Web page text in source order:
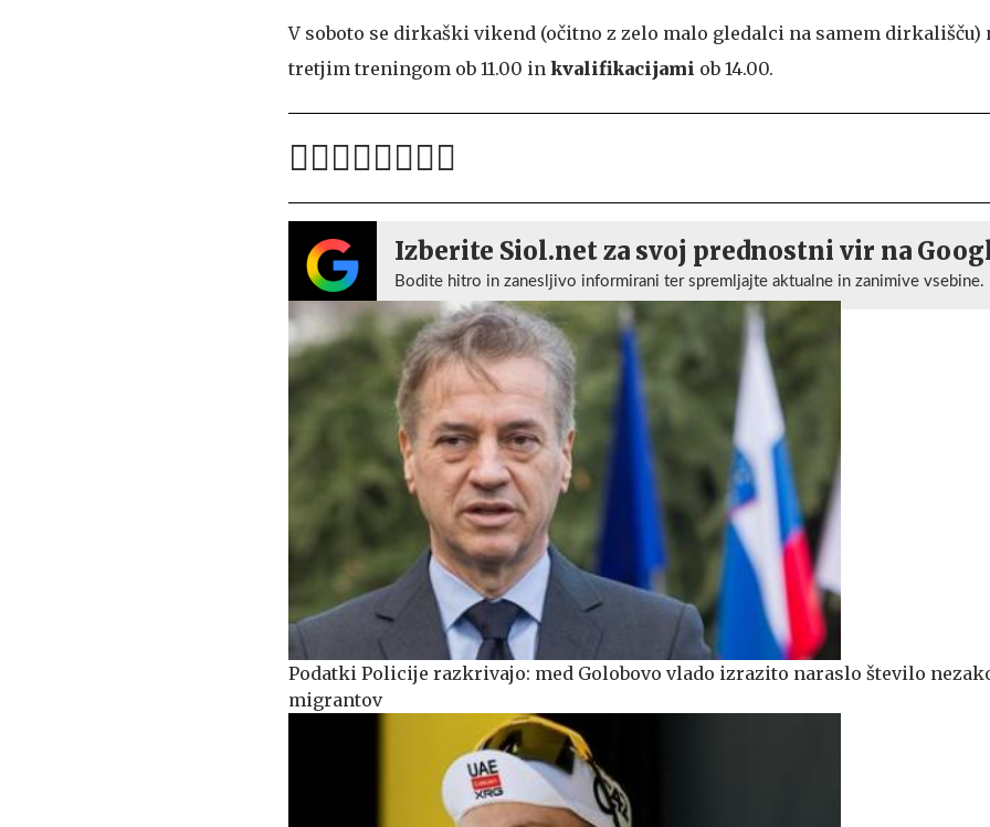
V soboto se dirkaški vikend (očitno z zelo malo gledalci na samem dirkališču)
tretjim treningom ob 11.00 in kvalifikacijami ob 14.00.
Izberite Siol.net za svoj prednostni vir na
Bodite hitro in zanesljivo informirani ter spremljajte aktualne in zanimive vsebine.
Podatki Policije razkrivajo: med Golobovo vlado izrazito naraslo število
migrantov